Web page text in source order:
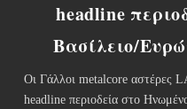
headline
Βασίλειο/
Οι Γάλλοι metalcore αστέρες
headline περιοδεία στο